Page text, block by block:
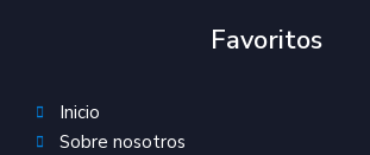
Favoritos
Inicio
Sobre nosotros